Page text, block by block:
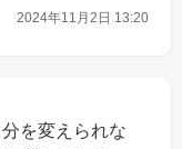
2024年11月2日 13:20
を変えられな